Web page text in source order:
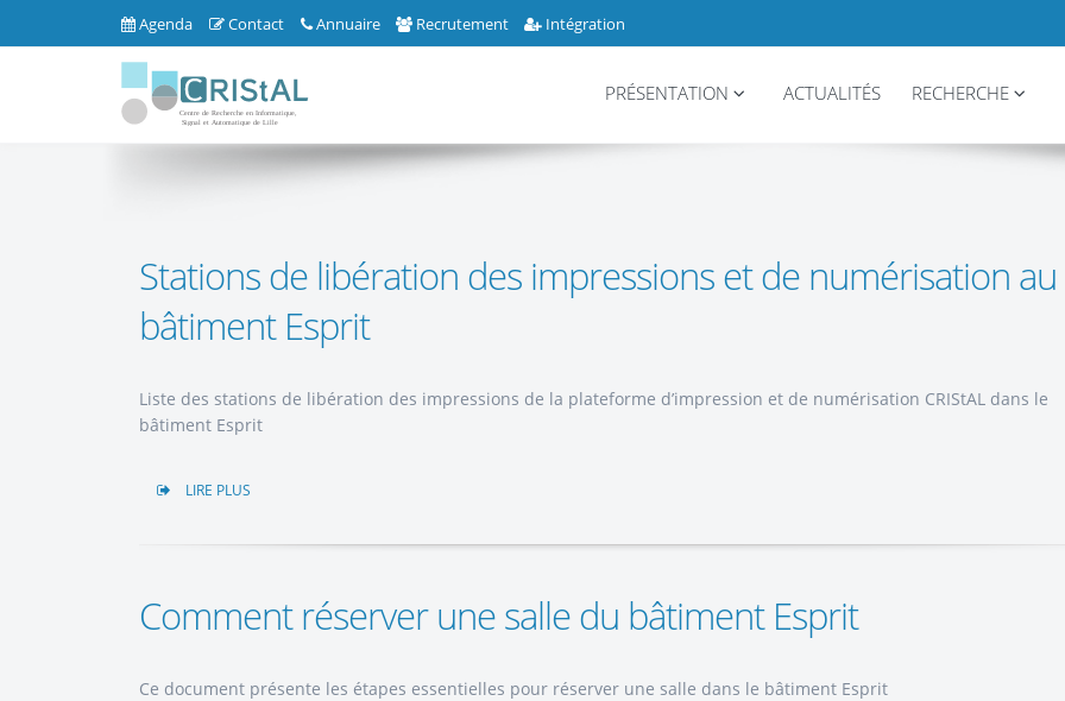
Agenda Contact Annuaire Recrutement Intégration
PRÉSENTATION ACTUALITÉS RECHERCHE
Stations de libération des impressions et de numérisation au
bâtiment Esprit
Liste des stations de libération des impressions de la plateforme d’impression et de numérisation CRIStAL dans le
bâtiment Esprit
LIRE PLUS
Comment réserver une salle du bâtiment Esprit
Ce document présente les étapes essentielles pour réserver une salle dans le bâtiment Esprit